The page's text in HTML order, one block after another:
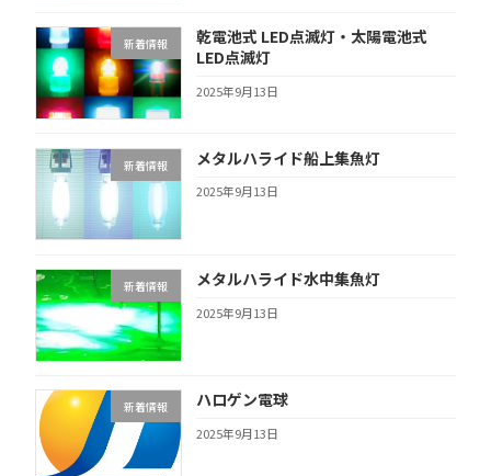
新着情報
乾電池式 LED点滅灯・太陽電池式
LED点滅灯
2025年9月13日
新着情報 メタルハライド船上集魚灯
2025年9月13日
新着情報 メタルハライド水中集魚灯
2025年9月13日
新着情報 ハロゲン電球
2025年9月13日